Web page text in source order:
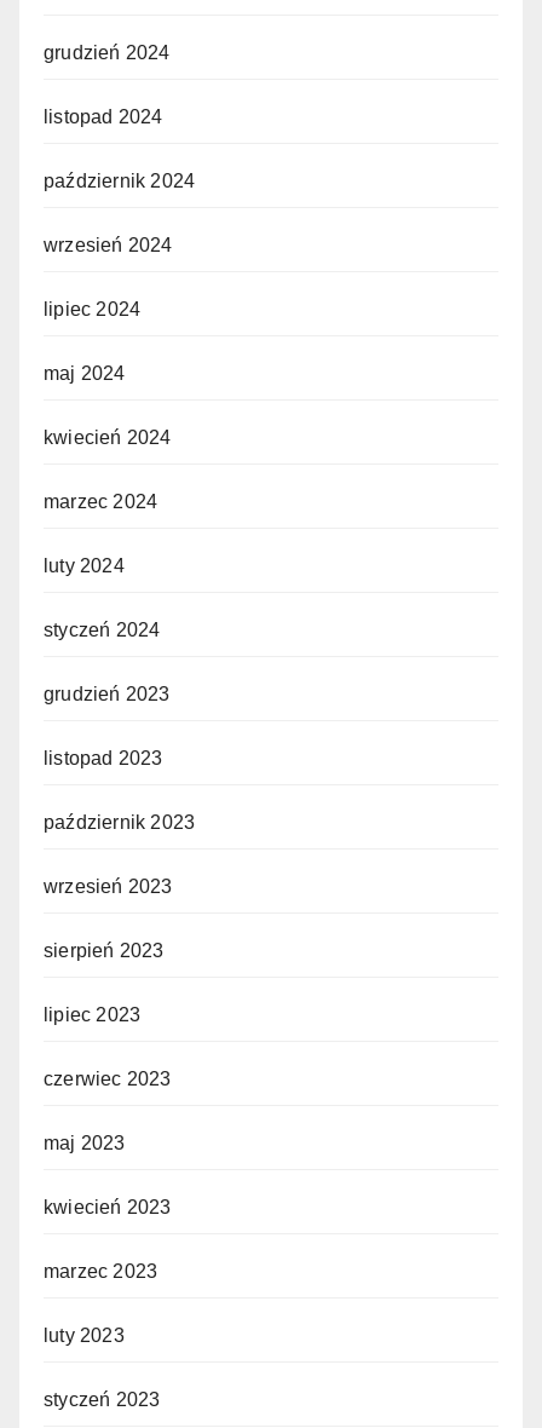
grudzień 2024
listopad 2024
październik 2024
wrzesień 2024
lipiec 2024
maj 2024
kwiecień 2024
marzec 2024
luty 2024
styczeń 2024
grudzień 2023
listopad 2023
październik 2023
wrzesień 2023
sierpień 2023
lipiec 2023
czerwiec 2023
maj 2023
kwiecień 2023
marzec 2023
luty 2023
styczeń 2023